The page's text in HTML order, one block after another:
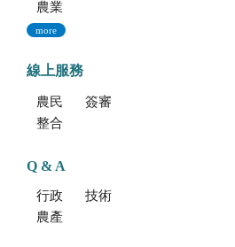
農業部特約員工協助方案諮詢服務
more
線上服務
農民學院
簽審通關共同作業平台
整合型植物種苗檢測服務多元平台
Q & A
行政方面
技術方面
農產品食安專區